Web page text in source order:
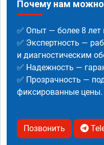
Почему нам можно
✅ Опыт — более 8 лет
✅ Экспертность —
и диагностическим
✅ Надежность —
✅ Прозрачность —
фиксированные цены.
Позвонить